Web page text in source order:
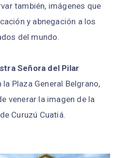
también, imágenes que
y abnegación a los
del mundo.
Señora del Pilar
Plaza General Belgrano,
venerar la imagen de la
Curuzú Cuatiá.